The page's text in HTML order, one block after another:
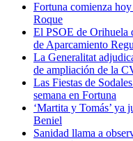
Fortuna comienza
Roque
El PSOE de Orihuela
de Aparcamiento
La Generalitat
de ampliación de la
Las Fiestas de
semana en Fortuna
‘Martita y Tomás’ ya
Beniel
Sanidad llama a